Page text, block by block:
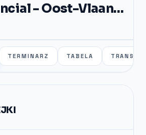
Provincial - Oost-Vlaanderen
TERMINARZ TABELA